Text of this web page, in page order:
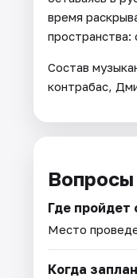
время
пространства:
Состав
контрабас,
Где пройдет
Место
Когда